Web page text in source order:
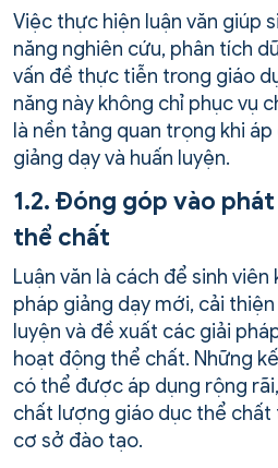
Việc thực hiện luận văn giúp
năng nghiên cứu, phân tích
vấn đề thực tiễn trong giáo
năng này không chỉ phục vụ
là nền tảng quan trọng khi
giảng dạy và huấn luyện.
1.2. Đóng góp vào
thể chất
Luận văn là cách để sinh
pháp giảng dạy mới, cải
luyện và đề xuất các giải
hoạt động thể chất. Những
có thể được áp dụng rộng
chất lượng giáo dục thể
cơ sở đào tạo.